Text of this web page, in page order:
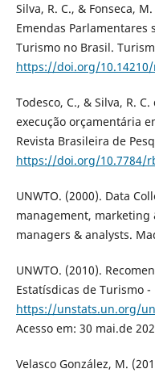
Silva, R. C., & Fonseca,
Emendas Parlamentares
Turismo no Brasil.
https://doi.org/10.14210/
Todesco, C., & Silva, R.
execução orçamentária
Revista Brasileira de
https://doi.org/10.7784/
UNWTO. (2000). Data
management,
managers & analysts.
UNWTO. (2010).
Estatísdicas de Turismo -
https://unstats.un.org/
Acesso em: 30 mai.de 202
Velasco González, M.